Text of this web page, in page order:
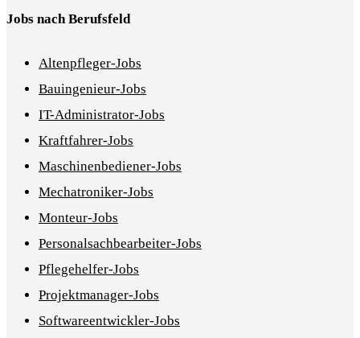
Jobs nach Berufsfeld
Altenpfleger-Jobs
Bauingenieur-Jobs
IT-Administrator-Jobs
Kraftfahrer-Jobs
Maschinenbediener-Jobs
Mechatroniker-Jobs
Monteur-Jobs
Personalsachbearbeiter-Jobs
Pflegehelfer-Jobs
Projektmanager-Jobs
Softwareentwickler-Jobs